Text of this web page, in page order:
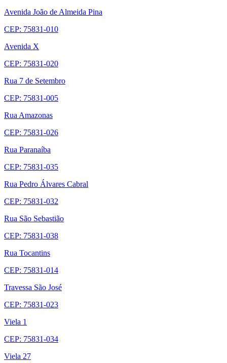
Avenida João de Almeida Pina
CEP: 75831-010
Avenida X
CEP: 75831-020
Rua 7 de Setembro
CEP: 75831-005
Rua Amazonas
CEP: 75831-026
Rua Paranaíba
CEP: 75831-035
Rua Pedro Álvares Cabral
CEP: 75831-032
Rua São Sebastião
CEP: 75831-038
Rua Tocantins
CEP: 75831-014
Travessa São José
CEP: 75831-023
Viela 1
CEP: 75831-034
Viela 27